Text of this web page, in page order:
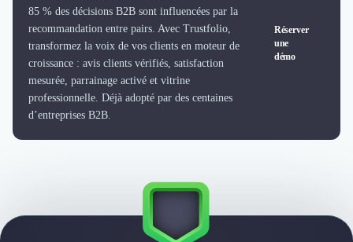
Traiteur & Restauration
Conception & Aménagement de Bureaux
Sourcing et Imports
Office Management
Développement à l'international
Accélérateurs et incubateurs
Autres
Réhabilitation et maintenance
Désinfection & décontamination
Nettoyage & Ménage
85 % des décisions B2B sont influencées par la
recommandation entre pairs. Avec Trustfolio,
transformez la voix de vos clients en moteur de
croissance : avis clients vérifiés, satisfaction
mesurée, parrainage activé et vitrine
professionnelle. Déjà adopté par des centaines
d’entreprises B2B.
Réserver
une
démo